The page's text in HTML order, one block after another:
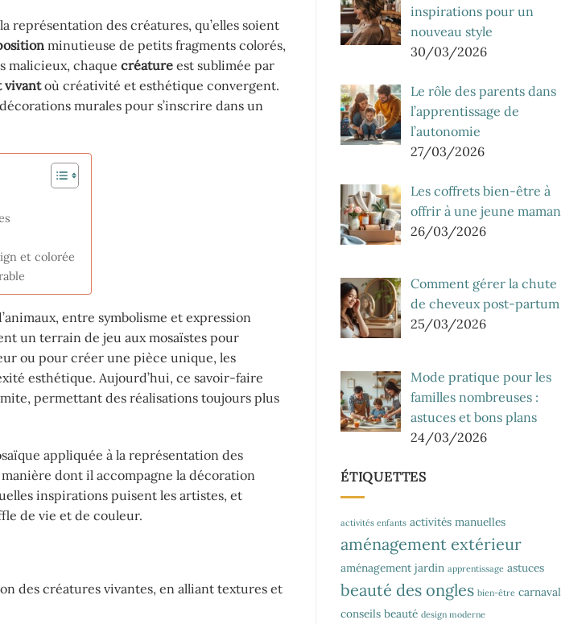
représentation des créatures, qu’elles soient
minutieuse de petits fragments colorés,
malicieux, chaque créature est sublimée par
vivantoù créativité et esthétique convergent.
murales pour s’inscrire dans un
et colorée
entre symbolisme et expression
un terrain de jeu aux mosaïstes pour
ou pour créer une pièce unique, les
esthétique. Aujourd’hui, ce savoir-faire
permettant des réalisations toujours plus
appliquée à la représentation des
dont il accompagne la décoration
inspirations puisent les artistes, et
de vie et de couleur.
des créatures vivantes, en alliant textures et
inspirations pour un
nouveau style
30/03/2026
Le rôle des parents dans
l’apprentissage de
l’autonomie
27/03/2026
Les coffrets bien-être à
offrir à une jeune maman
26/03/2026
Comment gérer la chute
de cheveux post-partum
25/03/2026
Mode pratique pour les
familles nombreuses :
astuces et bons plans
24/03/2026
ÉTIQUETTES
activités enfants activités manuelles
aménagement extérieur
aménagement jardin apprentissage astuces
beauté des ongles bien-être carnaval
conseils beauté design moderne